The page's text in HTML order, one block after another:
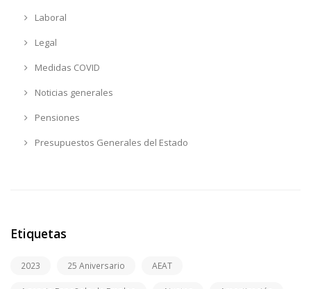
Laboral
Legal
Medidas COVID
Noticias generales
Pensiones
Presupuestos Generales del Estado
Etiquetas
2023 25 Aniversario AEAT